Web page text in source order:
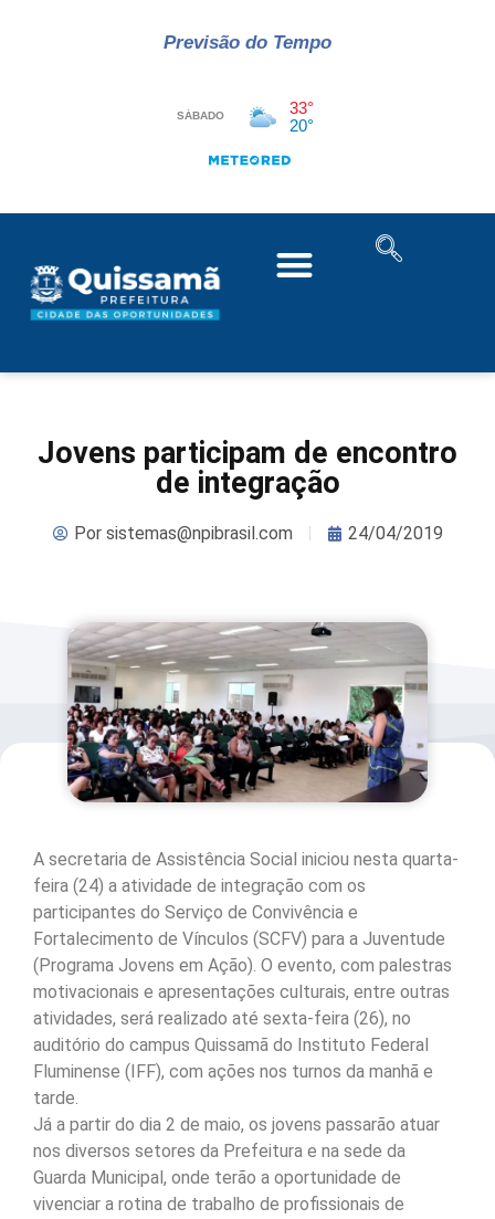
Previsão do Tempo
Jovens participam de encontro
de integração
Porsistemas@npibrasil.com 24/04/2019
A secretaria de Assistência Social iniciou nesta quarta-
feira (24) a atividade de integração com os
participantes do Serviço de Convivência e
Fortalecimento de Vínculos (SCFV) para a Juventude
(Programa Jovens em Ação). O evento, com palestras
motivacionais e apresentações culturais, entre outras
atividades, será realizado até sexta-feira (26), no
auditório do campus Quissamã do Instituto Federal
Fluminense (IFF), com ações nos turnos da manhã e
tarde.
Já a partir do dia 2 de maio, os jovens passarão atuar
nos diversos setores da Prefeitura e na sede da
Guarda Municipal, onde terão a oportunidade de
vivenciar a rotina de trabalho de profissionais de